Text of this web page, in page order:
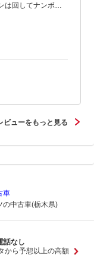
してナンボの
ビューをもっと見る
車
の中古車(栃木県)
話なし
から予想以上の高額